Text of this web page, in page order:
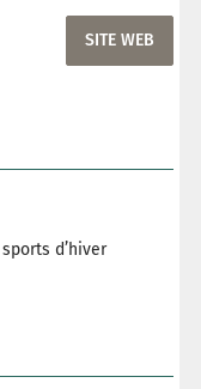
SITE WEB
d’hiver